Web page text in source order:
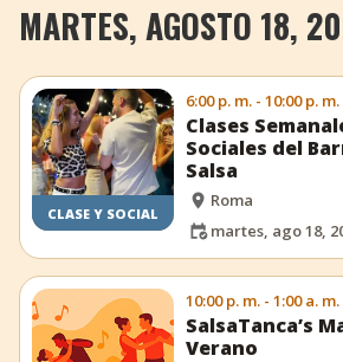
MARTES, AGOSTO 18,
CLASE Y SOCIAL
6:00 p. m. - 10:00 p. m.
Clases
Sociales del
Salsa
Roma
martes, ago 18,
10:00 p. m. - 1:00 a. m.
SalsaTanca’s
Verano